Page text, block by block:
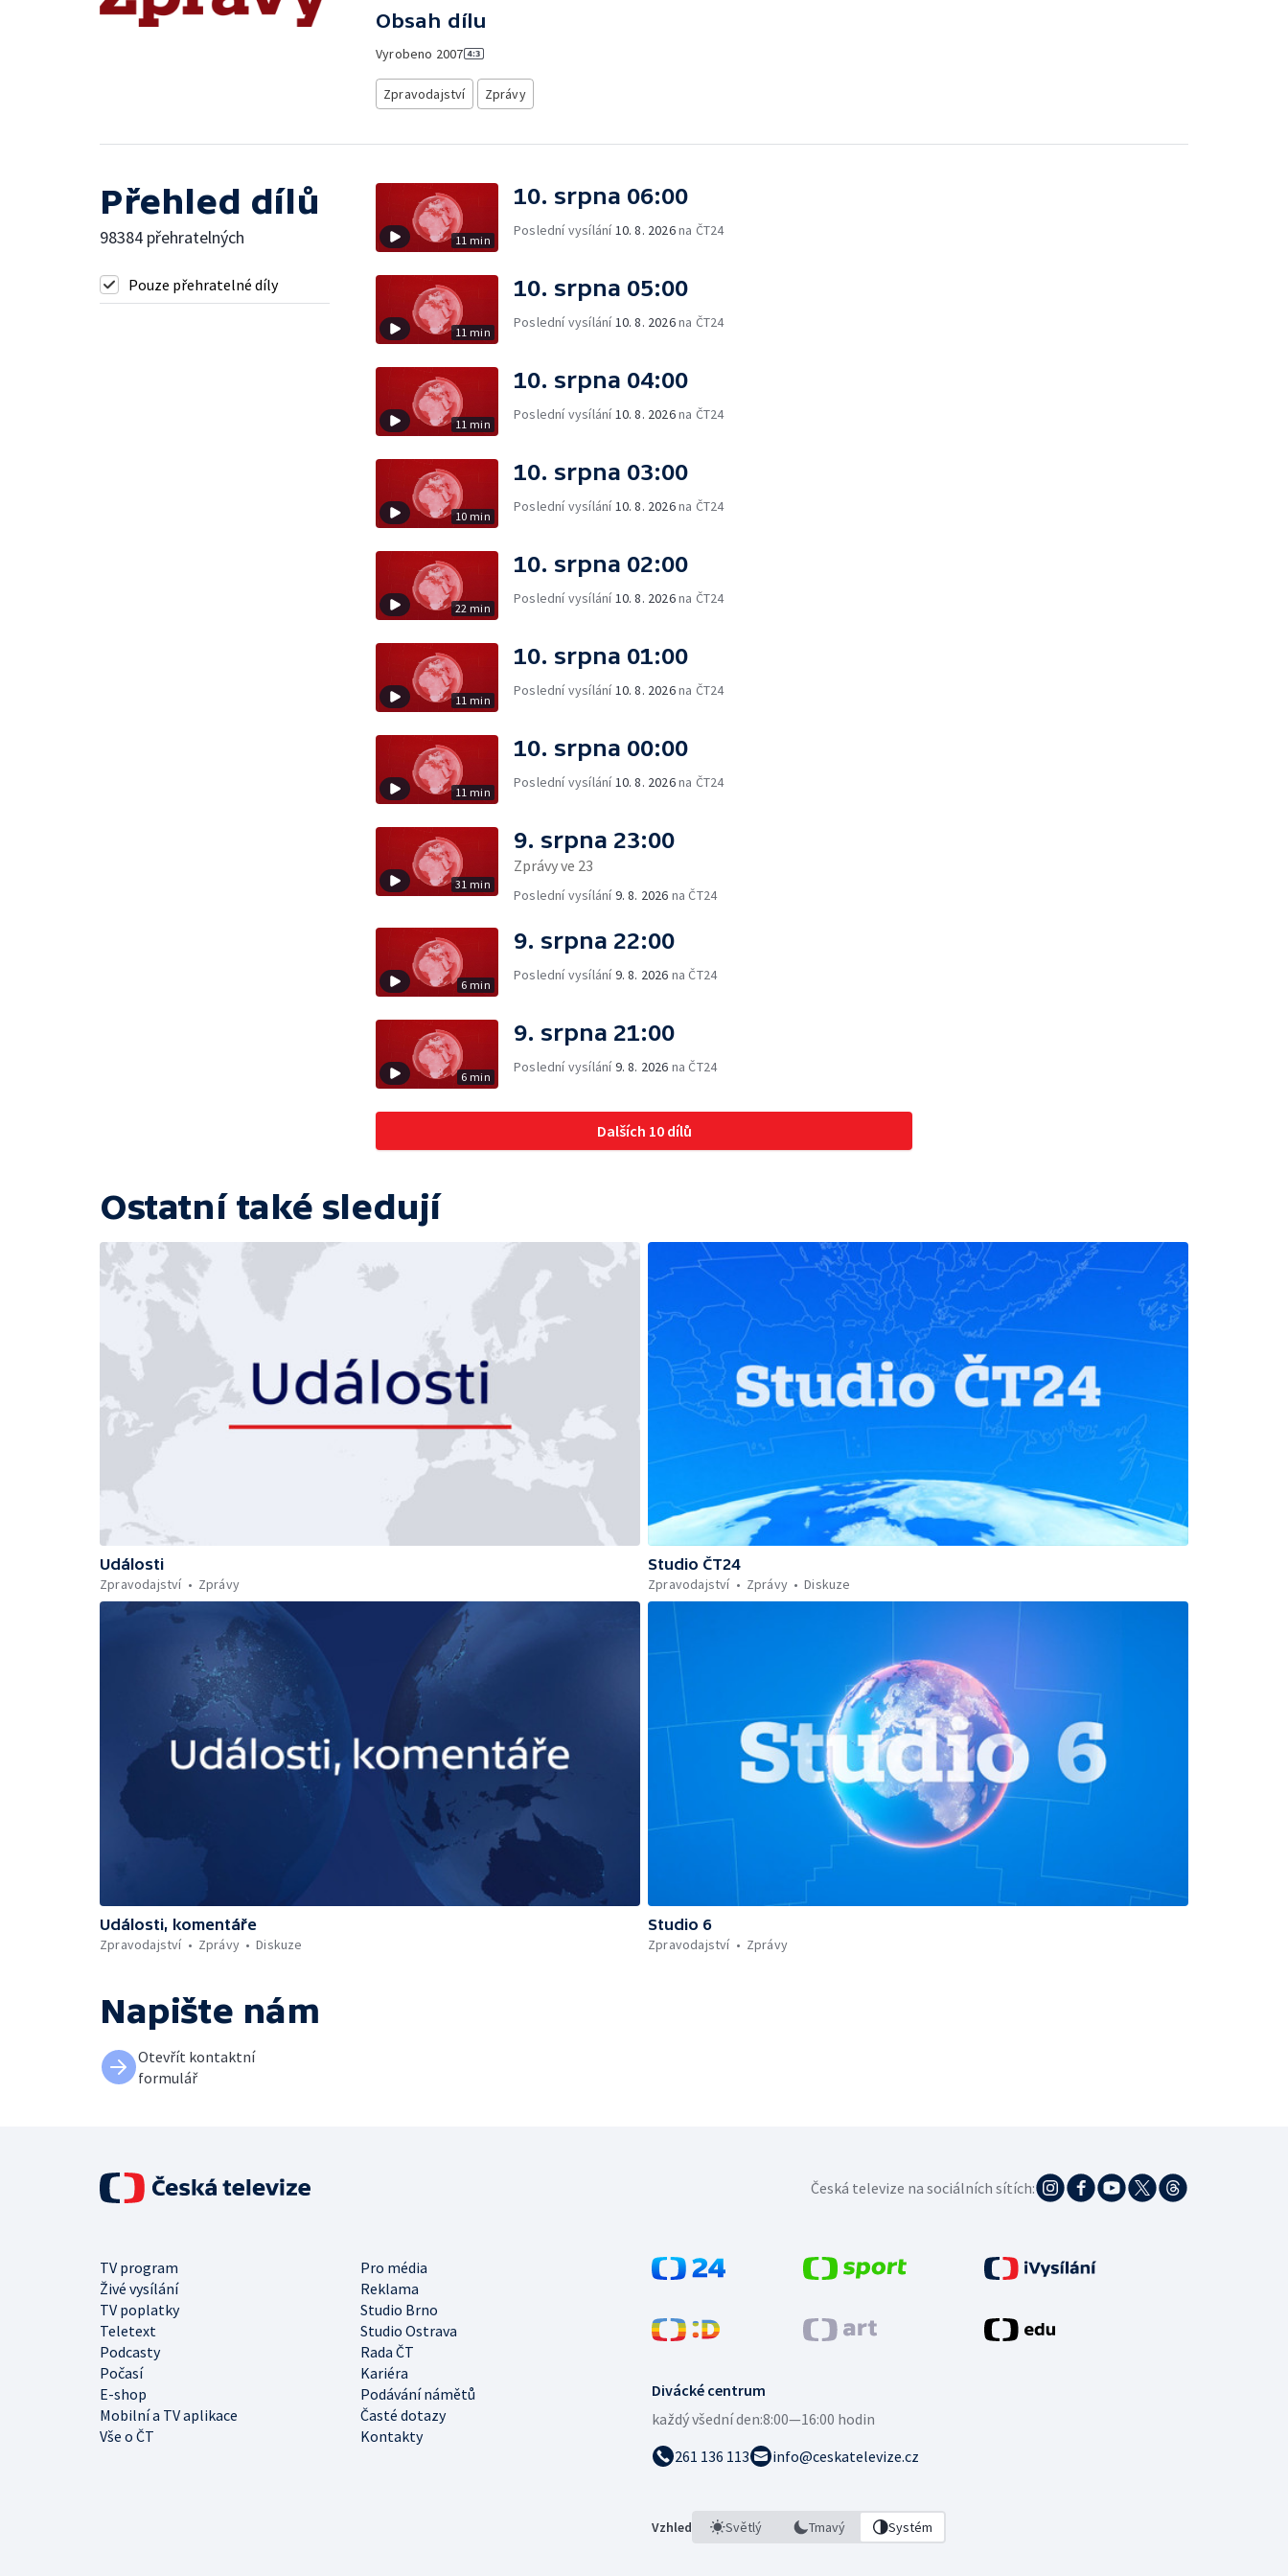
Obsah dílu
Vyrobeno 2007
Zpravodajství Zprávy
Přehled dílů
98384 přehratelných
Pouze přehratelné díly
11 min
10. srpna 06:00
Poslední vysílání10. 8. 2026na ČT24
11 min
10. srpna 05:00
Poslední vysílání10. 8. 2026na ČT24
11 min
10. srpna 04:00
Poslední vysílání10. 8. 2026na ČT24
10 min
10. srpna 03:00
Poslední vysílání10. 8. 2026na ČT24
22 min
10. srpna 02:00
Poslední vysílání10. 8. 2026na ČT24
11 min
10. srpna 01:00
Poslední vysílání10. 8. 2026na ČT24
11 min
10. srpna 00:00
Poslední vysílání10. 8. 2026na ČT24
31 min
9. srpna 23:00
Zprávy ve 23
Poslední vysílání9. 8. 2026 na ČT24
6 min
9. srpna 22:00
Poslední vysílání9. 8. 2026 na ČT24
6 min
9. srpna 21:00
Poslední vysílání9. 8. 2026 na ČT24
Dalších 10 dílů
Ostatní také sledují
Události
Zpravodajství
Zprávy
Studio ČT24
Zpravodajství
Zprávy Diskuze
Události, komentáře
Zpravodajství
Zprávy Diskuze
Studio 6
Zpravodajství
Zprávy
Napište nám
Otevřít kontaktní
formulář
Divácké centrum
každý všední den:8:00—16:00 hodin
261 136 113
info@ceskatelevize.cz
Vzhled Světlý Tmavý Systém
TV program
Pro média
Živé vysílání
Reklama
TV poplatky
Studio Brno
Teletext
Studio Ostrava
Podcasty
Rada ČT
Počasí
Kariéra
E-shop
Podávání námětů
Mobilní a TV aplikace
Časté dotazy
Vše o ČT
Kontakty
Česká televize na sociálních sítích: